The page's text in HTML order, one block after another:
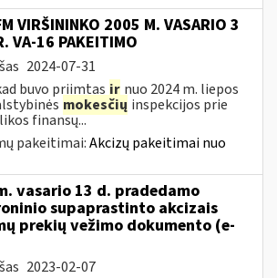
VIRŠININKO 2005 M. VASARIO 3
VA-16 PAKEITIMO
2024-07-31
buvo priimtas ir nuo 2024 m. liepos
mokesčių inspekcijos prie
finansų...
pakeitimai:Akcizų pakeitimai nuo
vasario 13 d. pradedamo
supaprastinto akcizais
prekių vežimo dokumento (e-
2023-02-07